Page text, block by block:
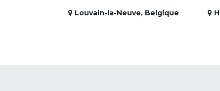
Louvain-la-Neuve, Belgique